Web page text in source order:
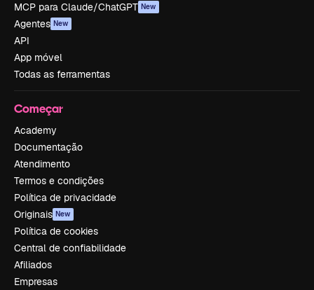
MCP para Claude/ChatGPT New
Agentes New
API
App móvel
Todas as ferramentas
Começar
Academy
Documentação
Atendimento
Termos e condições
Política de privacidade
Originais New
Política de cookies
Central de confiabilidade
Afiliados
Empresas